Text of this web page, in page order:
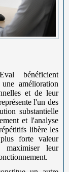
bénéficient
amélioration
et de leur
l'un des
substantielle
et l'analyse
libère les
forte valeur
maximiser leur